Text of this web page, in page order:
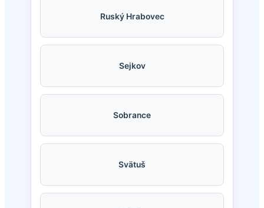
Ruský Hrabovec
Sejkov
Sobrance
Svätuš